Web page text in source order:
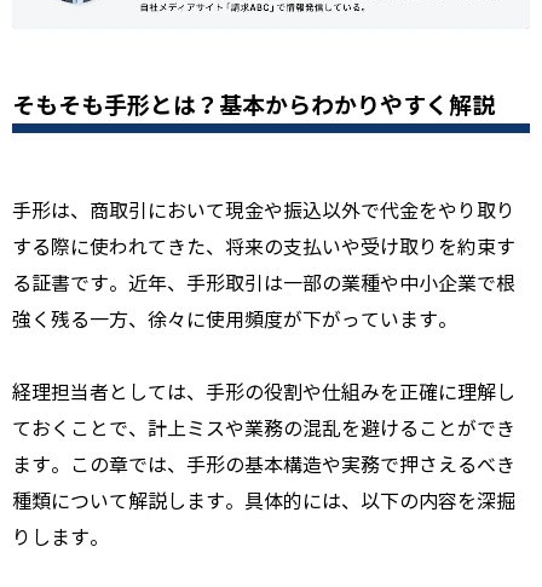
そもそも手形とは？基本からわかりやすく解説
手形は、商取引において現金や振込以外で代金をやり取り
する際に使われてきた、将来の支払いや受け取りを約束す
る証書です。近年、手形取引は一部の業種や中小企業で根
強く残る一方、徐々に使用頻度が下がっています。
経理担当者としては、手形の役割や仕組みを正確に理解し
ておくことで、計上ミスや業務の混乱を避けることができ
ます。この章では、手形の基本構造や実務で押さえるべき
種類について解説します。具体的には、以下の内容を深掘
りします。